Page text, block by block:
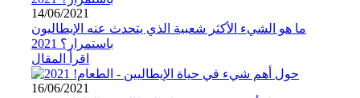
14/06/2021
ما هو الشيء الأكثر شعبية الذي يتحدث عنه الإيطاليون
باستمرار؟ 2021
اقرأ المقال
16/06/2021